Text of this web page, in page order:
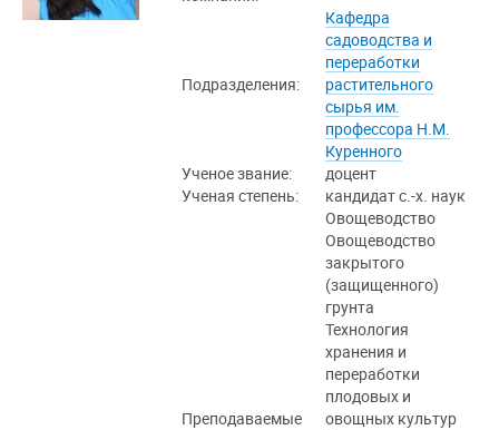
Подразделения:
Кафедра
садоводства и
переработки
растительного
сырья им.
профессора Н.М.
Куренного
Ученое звание:
доцент
Ученая степень:
кандидат с.-х. наук
Преподаваемые
Овощеводство
Овощеводство
закрытого
(защищенного)
грунта
Технология
хранения и
переработки
плодовых и
овощных культур